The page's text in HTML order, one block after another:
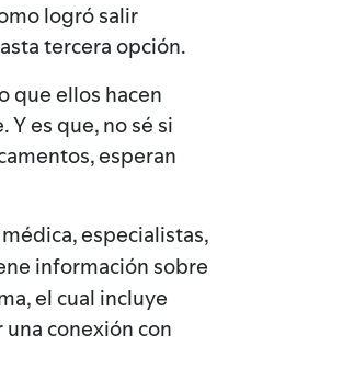
logró salir
tercera opción.
que ellos hacen
es que, no sé si
esperan
especialistas,
información sobre
el cual incluye
conexión con